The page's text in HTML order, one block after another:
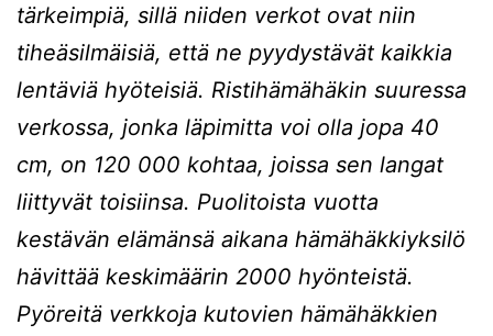
tärkeimpiä, sillä niiden verkot ovat niin
tiheäsilmäisiä, että ne pyydystävät kaikkia
lentäviä hyöteisiä. Ristihämähäkin suuressa
verkossa, jonka läpimitta voi olla jopa 40
cm, on 120 000 kohtaa, joissa sen langat
liittyvät toisiinsa. Puolitoista vuotta
kestävän elämänsä aikana hämähäkkiyksilö
hävittää keskimäärin 2000 hyönteistä.
Pyöreitä verkkoja kutovien hämähäkkien